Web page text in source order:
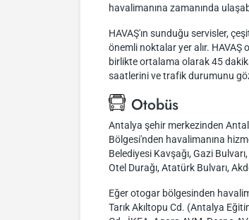
havalimanına zamanında
HAVAŞ'ın sunduğu servisler,
önemli noktalar yer alır.
birlikte ortalama olarak 45
saatlerini ve trafik durumunu
Otobüs
Antalya şehir merkezinden
Bölgesi'nden havalimanına
Belediyesi Kavşağı, Gazi
Otel Durağı, Atatürk Bulvarı,
Eğer otogar bölgesinden
Tarık Akıltopu Cd. (Antalya